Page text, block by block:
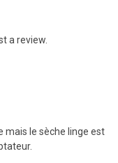
a review.
mais le sèche linge est